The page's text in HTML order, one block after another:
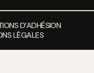
D’ADHÉSION
LÉGALES